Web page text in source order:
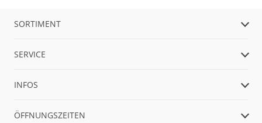
SORTIMENT
SERVICE
INFOS
ÖFFNUNGSZEITEN